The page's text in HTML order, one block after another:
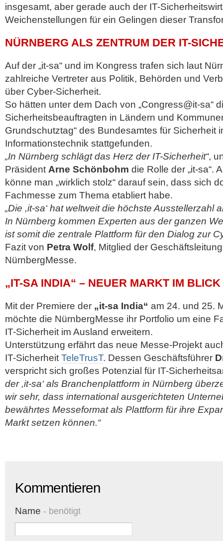
insgesamt, aber gerade auch der IT-
Weichenstellungen für ein Gelingen dieser
NÜRNBERG ALS ZENTRUM DER IT-
Auf der „it-sa“ und im Kongress trafen sich laut
zahlreiche Vertreter aus Politik, Behörden und
über Cyber-Sicherheit.
So hätten unter dem Dach von „Congress@it-sa“
Sicherheitsbeauftragten in Ländern und
Grundschutztag“ des Bundesamtes für Sicherheit
Informationstechnik stattgefunden.
„In Nürnberg schlägt das Herz der IT-Sicherheit“,
Präsident Arne Schönbohm die Rolle der „it-sa“.
könne man „wirklich stolz“ darauf sein, dass sich
Fachmesse zum Thema etabliert habe.
„Die ,it-sa‘ hat weltweit die höchste Ausstellerzahl
In Nürnberg kommen Experten aus der ganzen
ist somit die zentrale Plattform für den Dialog zur
Fazit von Petra Wolf, Mitglied der
NürnbergMesse.
„IT-SA INDIA“ – NEUER MARKT IM BLICK
Mit der Premiere der „it-sa India“ am 24. und 25.
möchte die NürnbergMesse ihr Portfolio um eine
IT-Sicherheit im Ausland erweitern.
Unterstützung erfährt das neue Messe-Projekt
IT-Sicherheit TeleTrusT. Dessen Geschäftsführer
verspricht sich großes Potenzial für IT-
der ,it-sa‘ als Branchenplattform in Nürnberg
wir sehr, dass international ausgerichteten
bewährtes Messeformat als Plattform für ihre
Markt setzen können.“
Kommentieren
Name - benötigt